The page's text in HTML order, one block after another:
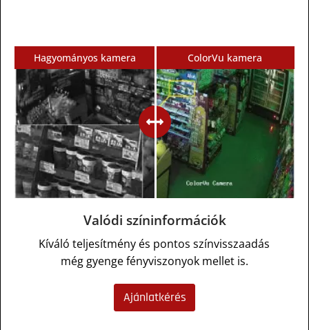
Hagyományos kamera ColorVu kamera
Valódi színinformációk
Kíváló teljesítmény és pontos színvisszaadás
még gyenge fényviszonyok mellet is.
Ajánlatkérés